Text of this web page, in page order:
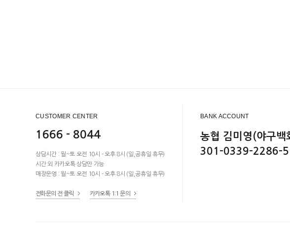
CUSTOMER CENTER
1666 - 8044
상담시간 : 월~토 오전 10시 - 오후 8시 (일,공휴일 휴무)
시간 외 카카오톡 상담만 가능
매장운영 : 월~토 오전 10시 - 오후 8시 (일,공휴일 휴무)
전화문의 전 클릭 카카오톡 1:1 문의
BANK ACCOUNT
농협 김미영(야구백
301-0339-2286-